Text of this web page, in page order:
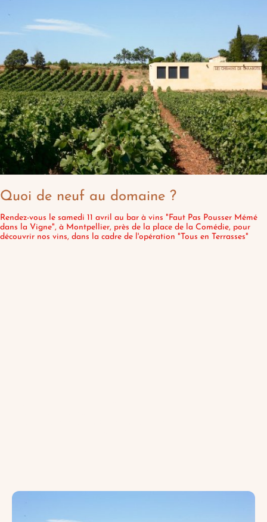
Quoi de neuf au domaine ?
Rendez-vous le samedi 11 avril au bar à vins "Faut Pas Pousser Mémé
dans la Vigne", à Montpellier, près de la place de la Comédie, pour
découvrir nos vins, dans la cadre de l'opération "Tous en Terrasses"